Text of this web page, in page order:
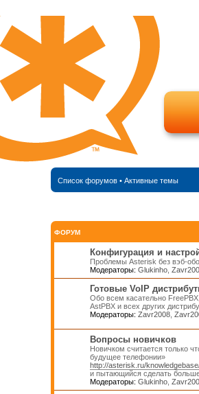
Список форумов• Активные темы
ФОРУМ
Конфигурация и
Проблемы Asterisk без вэб-
Модераторы: Glukinho,
Готовые VoIP
Обо всем касательно
AstPBX и всех других
Модераторы: Zavr2008,
Вопросы новичков
Новичком считается только
будущее телефонии»
http://asterisk.ru/
и пытающийся сделать
Модераторы: Glukinho,